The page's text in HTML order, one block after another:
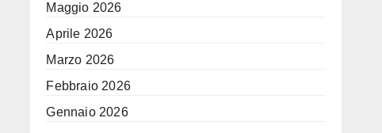
Maggio 2026
Aprile 2026
Marzo 2026
Febbraio 2026
Gennaio 2026